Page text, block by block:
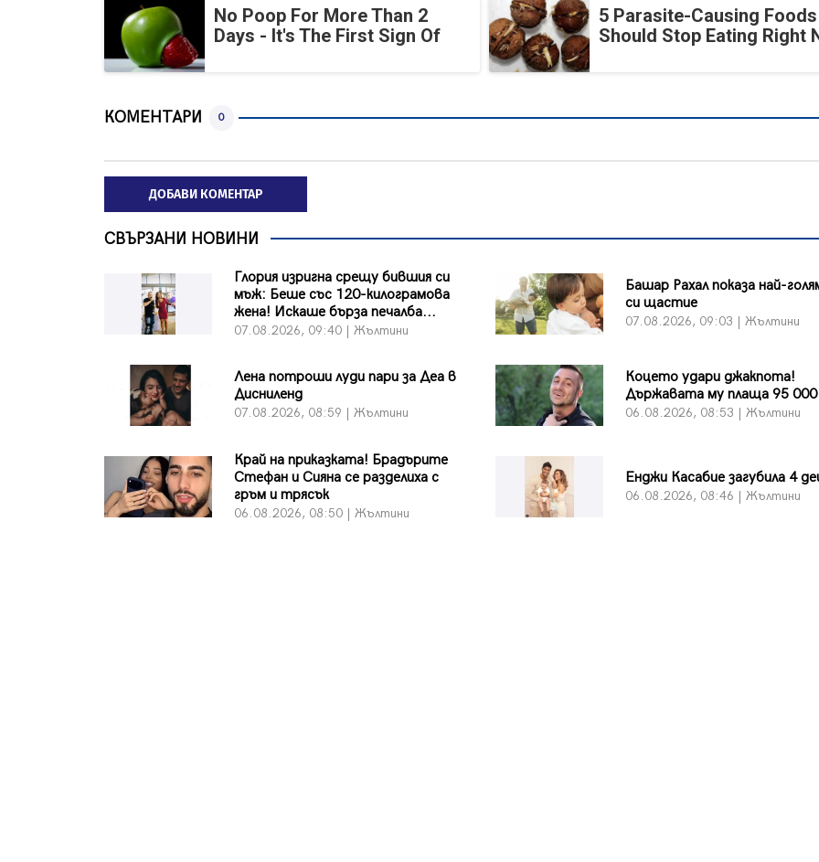
No Poop For More Than 2
Days - It's The First Sign Of
5 Parasite-Causing
Should Stop Eating Right
КОМЕНТАРИ 0
ДОБАВИ КОМЕНТАР
СВЪРЗАНИ НОВИНИ
Глория изригна срещу бившия си
мъж: Беше със 120-килограмова
жена! Искаше бърза печалба...
07.08.2026, 09:40 | Жълтини
Башар Рахал показа най-
си щастие
07.08.2026, 09:03 | Жълтини
Лена потроши луди пари за Деа в
Дисниленд
07.08.2026, 08:59 | Жълтини
Коцето удари джакпота!
Държавата му плаща 95
06.08.2026, 08:53 | Жълтини
Край на приказката! Брадърите
Стефан и Сияна се разделиха с
гръм и трясък
06.08.2026, 08:50 | Жълтини
Енджи Касабие загубила 4
06.08.2026, 08:46 | Жълтини